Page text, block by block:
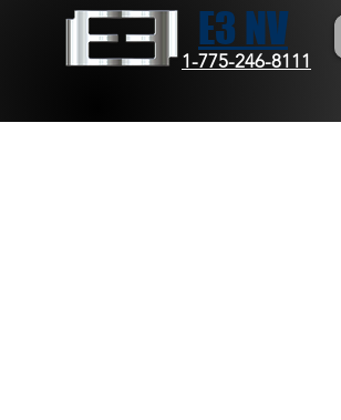
E3 NV
1-775-246-8111